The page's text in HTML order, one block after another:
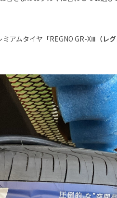
アムタイヤ 「REGNO GR-XⅢ （レ